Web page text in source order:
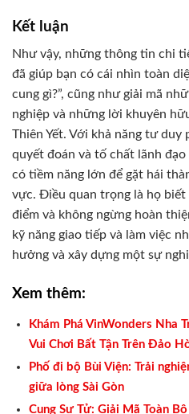
Kết luận
Như vậy, những thông tin chi
đã giúp bạn có cái nhìn toàn
cung gì?”, cũng như giải mã
nghiệp và những lời khuyên
Thiên Yết. Với khả năng tư duy
quyết đoán và tố chất lãnh
có tiềm năng lớn để gặt hái
vực. Điều quan trọng là họ
điểm và không ngừng hoàn
kỹ năng giao tiếp và làm việc
hưởng và xây dựng một sự
Xem thêm:
Khám Phá VinWonders Nha
Vui Chơi Bất Tận Trên Đảo
Phố đi bộ Bùi Viện: Trải
giữa lòng Sài Gòn
Cung Sư Tử: Giải Mã Toàn